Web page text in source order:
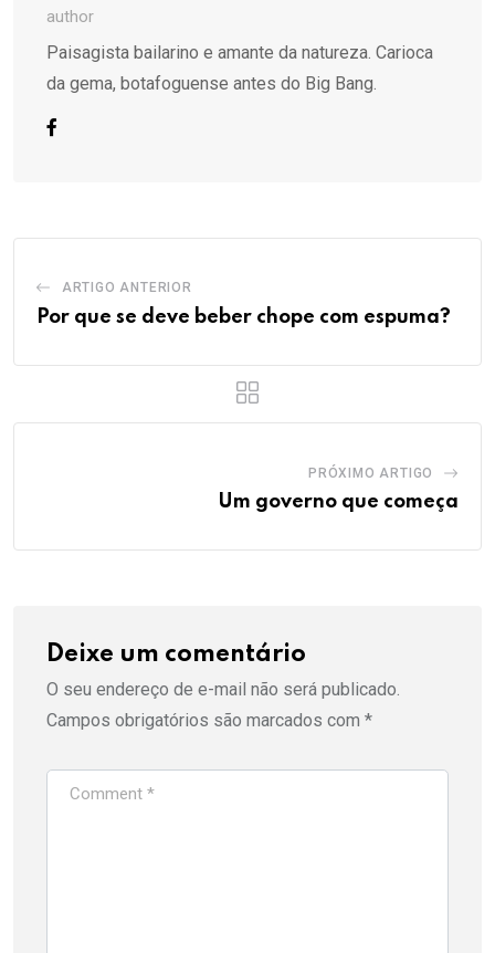
author
Paisagista bailarino e amante da natureza. Carioca
da gema, botafoguense antes do Big Bang.
ARTIGO ANTERIOR
Por que se deve beber chope com espuma?
PRÓXIMO ARTIGO
Um governo que começa
Deixe um comentário
O seu endereço de e-mail não será publicado.
Campos obrigatórios são marcados com *